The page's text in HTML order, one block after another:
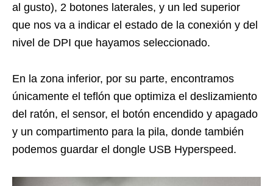
al gusto), 2 botones laterales, y un led superior
que nos va a indicar el estado de la conexión y del
nivel de DPI que hayamos seleccionado.
En la zona inferior, por su parte, encontramos
únicamente el teflón que optimiza el deslizamiento
del ratón, el sensor, el botón encendido y apagado
y un compartimento para la pila, donde también
podemos guardar el dongle USB Hyperspeed.